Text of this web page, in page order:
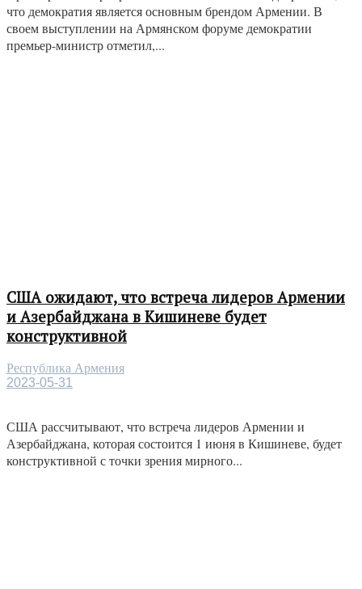
что демократия является основным брендом Армении. В
своем выступлении на Армянском форуме демократии
премьер-министр отметил,...
США ожидают, что встреча лидеров Армении
и Азербайджана в Кишиневе будет
конструктивной
Республика Армения
2023-05-31
США рассчитывают, что встреча лидеров Армении и
Азербайджана, которая состоится 1 июня в Кишиневе, будет
конструктивной с точки зрения мирного...